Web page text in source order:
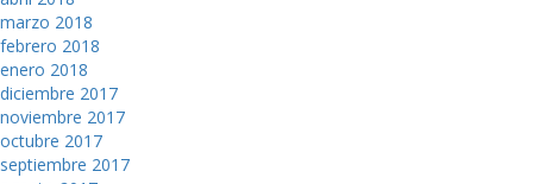
marzo 2018
febrero 2018
enero 2018
diciembre 2017
noviembre 2017
octubre 2017
septiembre 2017